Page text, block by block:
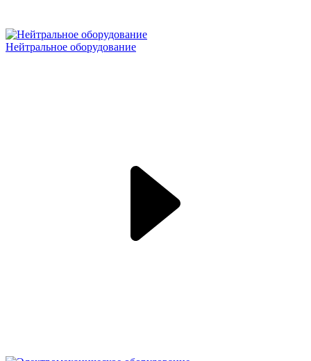
Нейтральное оборудование